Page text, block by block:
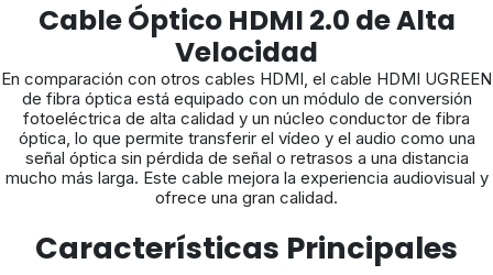
Cable Óptico HDMI 2.0 de Alta
Velocidad
En comparación con otros cables HDMI, el cable HDMI UGREEN
de fibra óptica está equipado con un módulo de conversión
fotoeléctrica de alta calidad y un núcleo conductor de fibra
óptica, lo que permite transferir el vídeo y el audio como una
señal óptica sin pérdida de señal o retrasos a una distancia
mucho más larga. Este cable mejora la experiencia audiovisual y
ofrece una gran calidad.
Características Principales